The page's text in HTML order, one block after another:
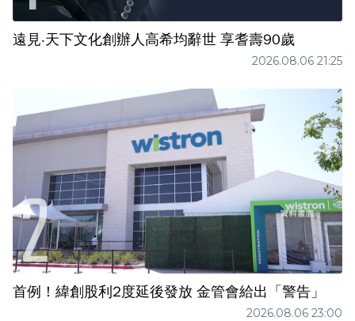
遠見‧天下文化創辦人高希均辭世 享耆壽90歲
2026.08.06 21:25
首例！緯創股利2度延後發放 金管會給出「警告」
2026.08.06 23:00